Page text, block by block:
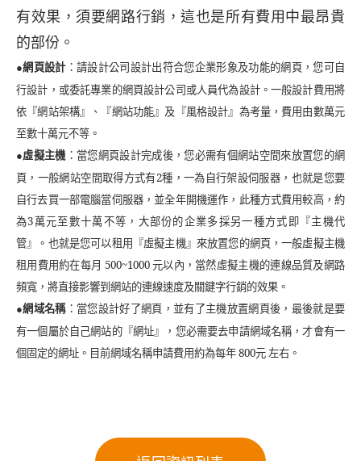
有效果，須要網路行銷，這也是所有費用中最昂貴
的部份。
●網頁設計：請設計公司設計出符合您企業形象及功能的網頁，您可自
行設計，或委託專業的網頁設計公司或人員代為設計。一般設計費用將
依『網站架構』、『網站功能』及『風格設計』為考量，費用由數萬元
至數十萬元不等。
●虛擬主機：當您網頁設計完成後，您必需有個網站空間來放置您的網
頁，一般網站空間取得方式有2種，一為自行架設伺服器，也就是您要
自行去買一部電腦當伺服器，並全年開機運作，此種方式費用較高，約
為3萬元至數十萬不等，大部份的企業多採另一種方式即『主機代
管』。也就是您可以租用『虛擬主機』來放置您的網頁，一般虛擬主機
租用費用約在每月 500~1000 元以內，當然虛擬主機的連線品質及網路
頻寬，將直接影響到網站的連線速度及關鍵字行銷的效果。
●網域名稱：當您設計好了網頁，並有了主機放置網頁後，最後就是要
有一個屬於自己網站的『網址』，您必需要去申請網域名稱，才會有一
個固定的網址。目前網域名稱申請費用約為每年 800元 左右。